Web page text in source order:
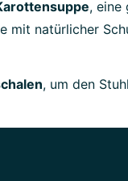
, eine
mit natürlicher
, um den